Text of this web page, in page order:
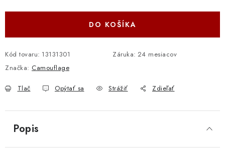
DO KOŠÍKA
Kód tovaru: 13131301 Záruka: 24 mesiacov
Značka: Camouflage
Tlač Opýtať sa Strážiť Zdieľať
Popis